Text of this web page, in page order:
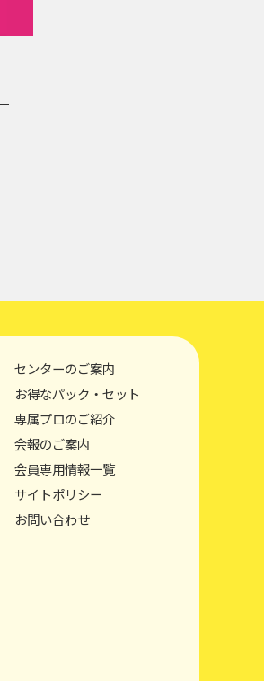
センターのご案内
お得なパック・セット
専属プロのご紹介
会報のご案内
会員専用情報一覧
サイトポリシー
お問い合わせ